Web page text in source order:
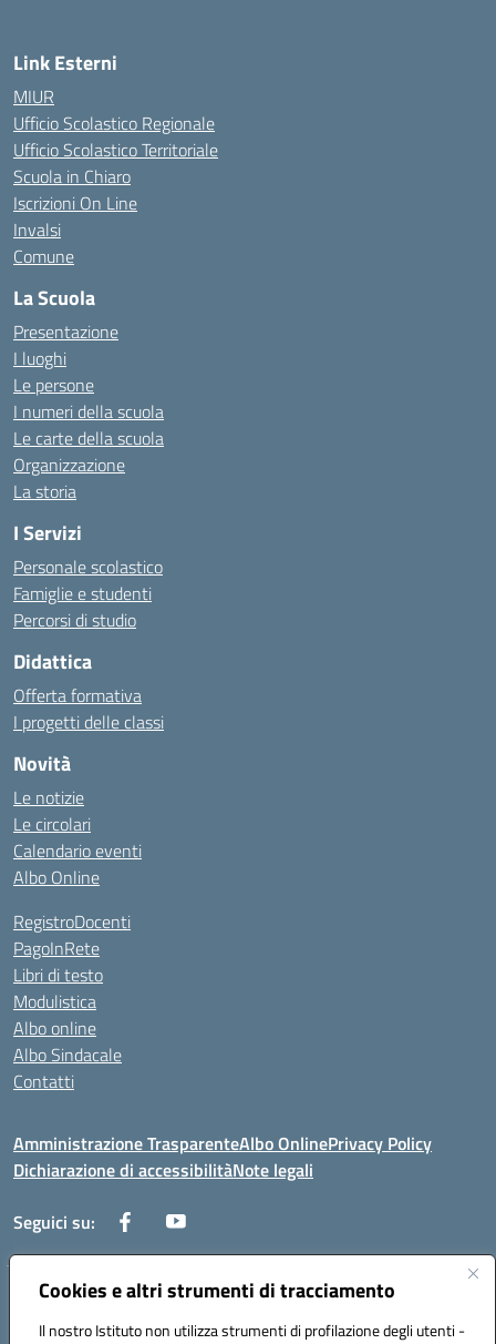
Cookies e altri strumenti di tracciamento
Il nostro Istituto non utilizza strumenti di profilazione degli utenti -
Link Esterni
MIUR
Ufficio Scolastico Regionale
Ufficio Scolastico Territoriale
Scuola in Chiaro
Iscrizioni On Line
Invalsi
Comune
La Scuola
Presentazione
I luoghi
Le persone
I numeri della scuola
Le carte della scuola
Organizzazione
La storia
I Servizi
Personale scolastico
Famiglie e studenti
Percorsi di studio
Didattica
Offerta formativa
I progetti delle classi
Novità
Le notizie
Le circolari
Calendario eventi
Albo Online
RegistroDocenti
PagoInRete
Libri di testo
Modulistica
Albo online
Albo Sindacale
Contatti
Amministrazione TrasparenteAlbo OnlinePrivacy Policy
Dichiarazione di accessibilitàNote legali
Seguici su:
Via Negroni - 87100 Cosenza
Telefono e Fax: 098433104